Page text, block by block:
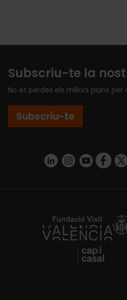
Subscriu-te la
No et perdes els millors plans per
Subscriu-te
https://www.linkedin.com/company/turismo-valencia/mycompany/
https://https://https://
https://